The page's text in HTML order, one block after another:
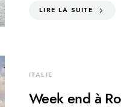
LIRE LA SUITE
ITALIE
Week end à